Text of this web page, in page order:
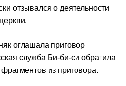
отзывался о деятельности
оглашала приговор
служба Би-би-си обратила
из приговора.